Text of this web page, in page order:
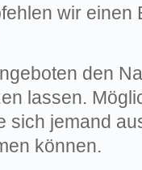
wir einen
den
lassen.
sich jemand
können.